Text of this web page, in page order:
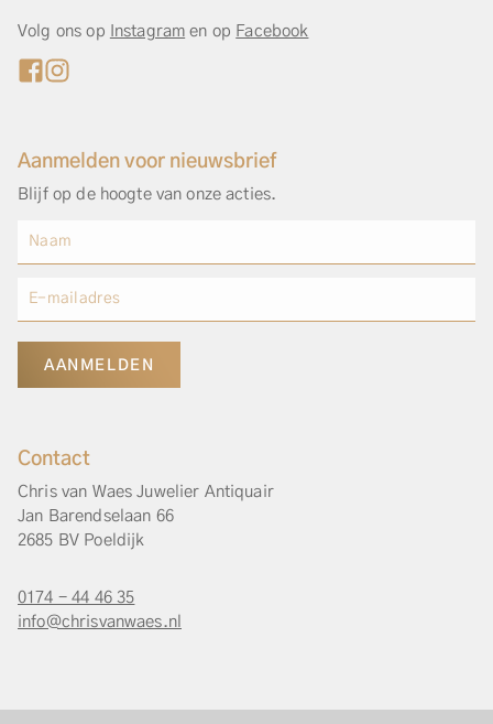
Volg ons op Instagram en op Facebook
Aanmelden voor nieuwsbrief
Blijf op de hoogte van onze acties.
AANMELDEN
Contact
Chris van Waes Juwelier Antiquair
Jan Barendselaan 66
2685 BV Poeldijk
0174 - 44 46 35
info@chrisvanwaes.nl